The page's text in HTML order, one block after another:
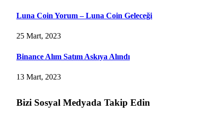
Luna Coin Yorum – Luna Coin Geleceği
25 Mart, 2023
Binance Alım Satım Askıya Alındı
13 Mart, 2023
Bizi Sosyal Medyada Takip Edin